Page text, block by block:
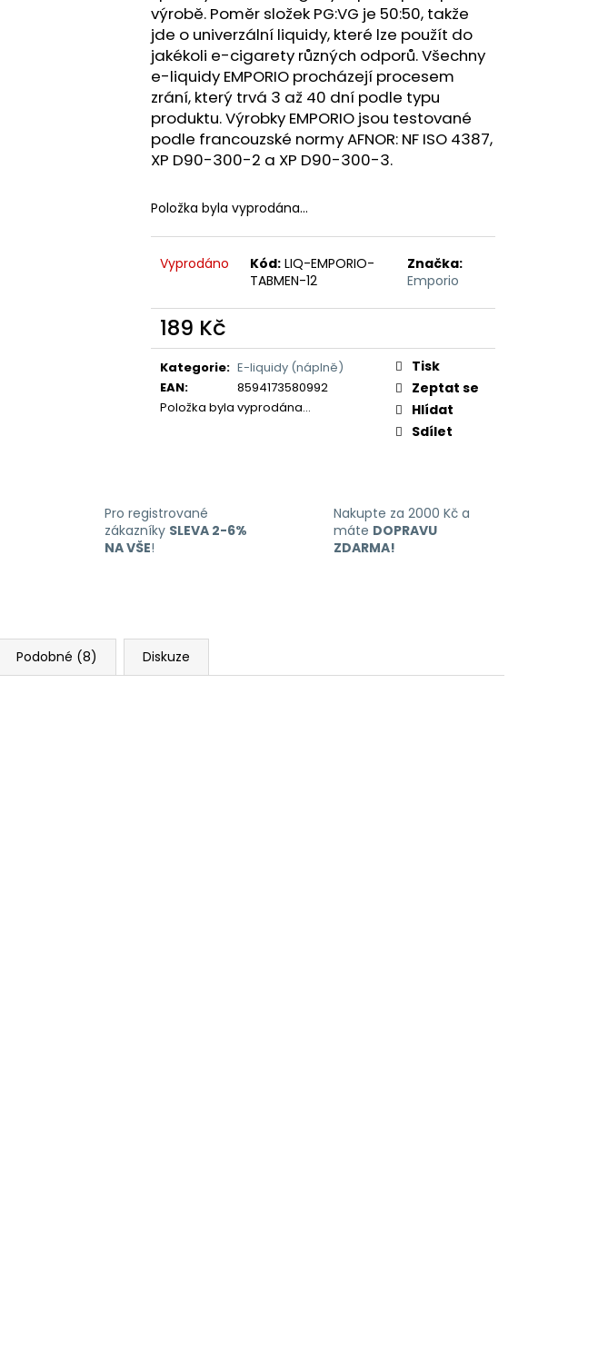
výrobě. Poměr složek PG:VG je 50:50, takže
jde o univerzální liquidy, které lze použít do
jakékoli e-cigarety různých odporů. Všechny
e-liquidy EMPORIO procházejí procesem
zrání, který trvá 3 až 40 dní podle typu
produktu. Výrobky EMPORIO jsou testované
podle francouzské normy AFNOR: NF ISO 4387,
XP D90-300-2 a XP D90-300-3.
Položka byla vyprodána…
Vyprodáno Kód: LIQ-EMPORIO-
TABMEN-12
Značka:
Emporio
189 Kč
Měrná
cena:
Kategorie: E-liquidy (náplně)
EAN:
8594173580992
Položka byla vyprodána…
Tisk
Zeptat se
Hlídat
Sdílet
Pro registrované
zákazníky SLEVA 2-6%
NA VŠE!
Nakupte za 2000 Kč a
máte DOPRAVU
ZDARMA!
Podobné (8) Diskuze
LIQUID LIQUA AMERICAN BLEND 10ML-
6MG (AMERICKÝ MÍCHANÝ TABÁK)